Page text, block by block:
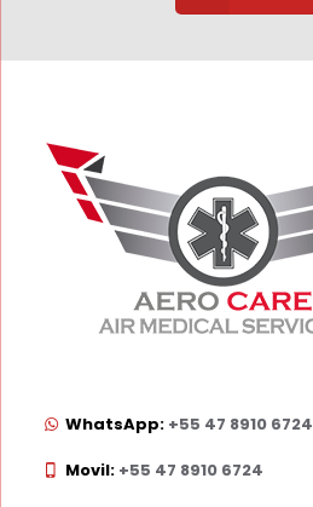
WhatsApp: +55 47 8910 6724
Movil: +55 47 8910 6724